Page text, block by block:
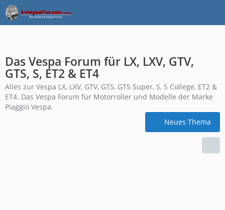
Das Vespa Forum für LX, LXV, GTV,
GTS, S, ET2 & ET4
Alles zur Vespa LX, LXV, GTV, GTS, GTS Super, S, S College, ET2 &
ET4. Das Vespa Forum für Motorroller und Modelle der Marke
Piaggio Vespa.
Neues Thema